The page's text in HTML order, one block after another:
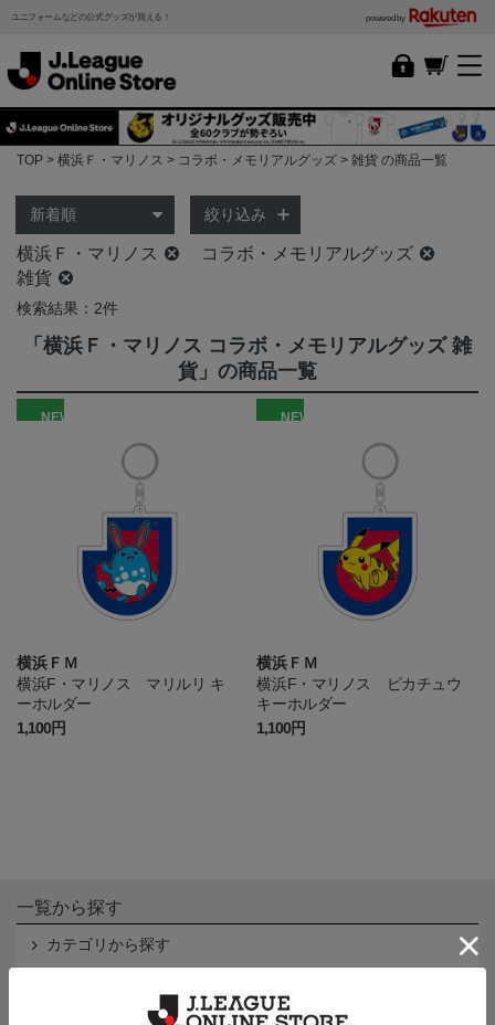
ユニフォームなどの公式グッズが買える！ powered by
TOP 横浜Ｆ・マリノス コラボ・メモリアルグッズ 雑貨 の商品一覧
絞り込み
横浜Ｆ・マリノス
コラボ・メモリアルグッズ
雑貨
検索結果：2件
「横浜Ｆ・マリノス コラボ・メモリアルグッズ 雑
貨」の商品一覧
NEW
横浜ＦＭ
横浜F・マリノス マリルリ キ
ーホルダー
1,100円
NEW
横浜ＦＭ
横浜F・マリノス ピカチュウ
キーホルダー
1,100円
一覧から探す
カテゴリから探す